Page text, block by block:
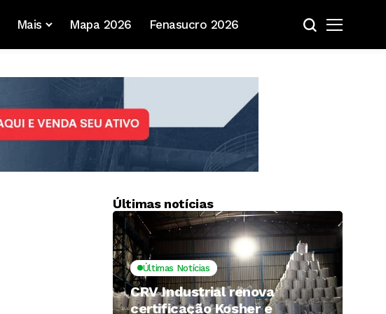
Mais Mapa 2026 Fenasucro 2026
Últimas notícias
Últimas Notícias
CRV Industrial renova
certificação Kosher e